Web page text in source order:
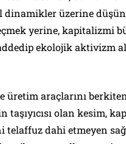
dinamikler üzerine
yerine, kapitalizmi
ekolojik aktivizm
üretim araçlarını
taşıyıcısı olan kesim,
telaffuz dahi etmeyen